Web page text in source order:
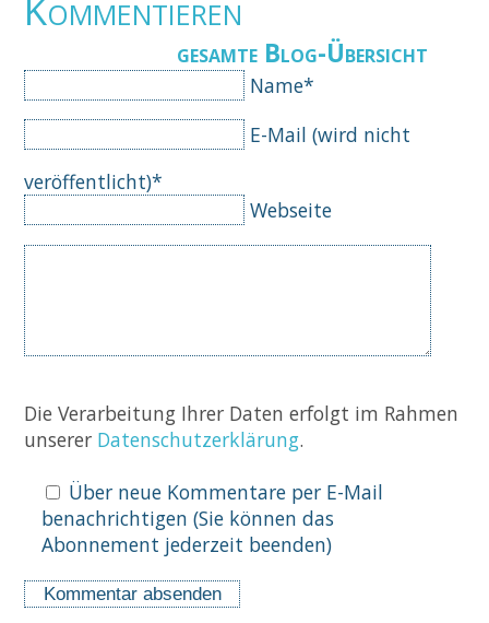
gesamte Blog-Übersicht
Pflichtfeld
Name*
Pflichtfeld
E-Mail (wird nicht
veröffentlicht)*
Webseite
Die Verarbeitung Ihrer Daten erfolgt im Rahmen
unserer Datenschutzerklärung.
Über neue Kommentare per E-Mail
benachrichtigen (Sie können das
Abonnement jederzeit beenden)